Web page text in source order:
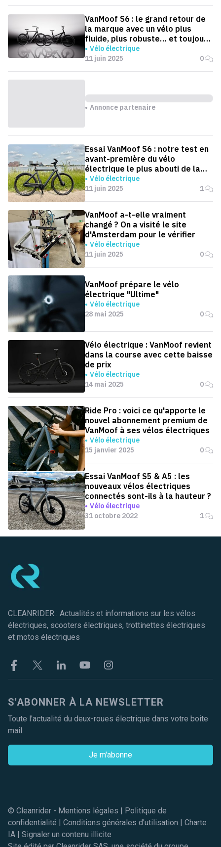
VanMoof S6 : le grand retour de
la marque avec un vélo plus
fluide, plus robuste… et toujours
aussi connecté
Vélo électrique
11 juin 2025
0
Annonce partenaire
Essai VanMoof S6 : notre test en
avant-première du vélo
électrique le plus abouti de la
marque
Vélo électrique
11 juin 2025
1
VanMoof a-t-elle vraiment
changé ? On a visité le site
d'Amsterdam pour le vérifier
Vélo électrique
11 juin 2025
0
VanMoof prépare le vélo
électrique "Ultime"
Vélo électrique
28 mai 2025
0
Vélo électrique : VanMoof revient
dans la course avec cette baisse
de prix
Vélo électrique
14 mai 2025
0
Ride Pro : voici ce qu'apporte le
nouvel abonnement premium de
VanMoof à ses vélos électriques
Vélo électrique
15 janvier 2025
0
Essai VanMoof S5 & A5 : les
nouveaux vélos électriques
connectés sont-ils à la hauteur ?
Vélo électrique
31 octobre 2022
1
CLEANRIDER : Actualités et informations sur les vélos
électriques, scooters électriques, trottinettes électriques
et motos électriques
FacebookTwitter LinkekinYoutubeInstagram
S'ABONNER À LA NEWSLETTER
Toute l'actualité du deux-roues électrique dans votre boite
mail.
Je m'abonne
© Cleanrider - Mentions légales | Politique de
confidentialité | Conditions générales d'utilisation | Charte
IA | Signaler un contenu illicite